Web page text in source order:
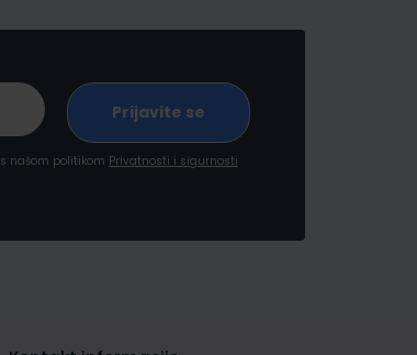
našom politikom Privatnosti i sigurnosti